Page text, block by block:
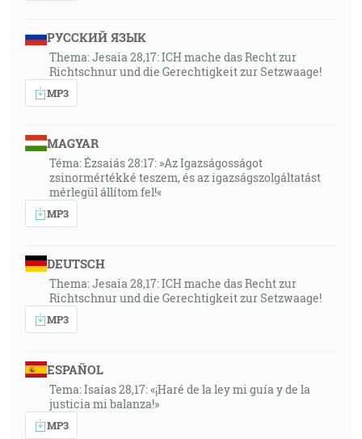
РУССКИЙ ЯЗЫК
Thema: Jesaia 28,17: ICH mache das Recht zur
Richtschnur und die Gerechtigkeit zur Setzwaage!
MP3
MAGYAR
Téma: Ézsaiás 28:17: »Az Igazságosságot
zsinormértékké teszem, és az igazságszolgáltatást
mérlegül állítom fel!«
MP3
DEUTSCH
Thema: Jesaia 28,17: ICH mache das Recht zur
Richtschnur und die Gerechtigkeit zur Setzwaage!
MP3
ESPAÑOL
Tema: Isaías 28,17: «¡Haré de la ley mi guía y de la
justicia mi balanza!»
MP3